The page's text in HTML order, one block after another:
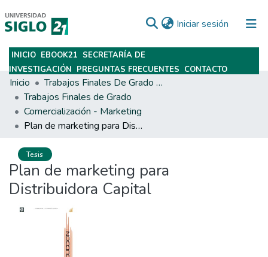
Iniciar sesión (current)
Subir
INICIO EBOOK21 SECRETARÍA DE
INVESTIGACIÓN PREGUNTAS FRECUENTES CONTACTO
Inicio
Trabajos Finales De Grado Y Posgrado
Trabajos Finales de Grado
Comercialización - Marketing
Plan de marketing para Distribuidora Capital
Tesis
Plan de marketing para
Distribuidora Capital